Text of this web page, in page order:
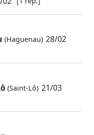
(Haguenau) 28/02
(Saint-Lô) 21/03